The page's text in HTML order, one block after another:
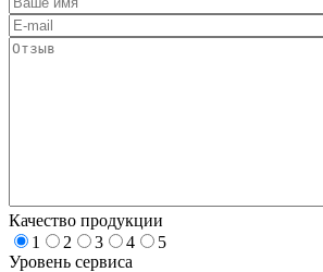
Качество продукции
1
2 3 4
5
Уровень сервиса